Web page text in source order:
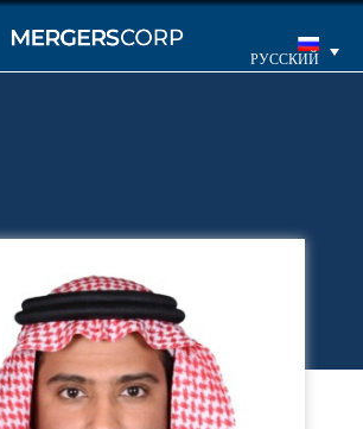
РУССКИЙ